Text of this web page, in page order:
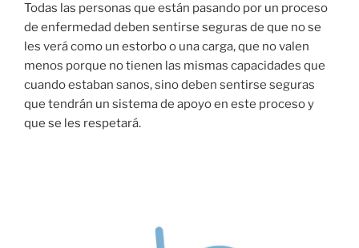
Todas las personas que están pasando por un proceso
de enfermedad deben sentirse seguras de que no se
les verá como un estorbo o una carga, que no valen
menos porque no tienen las mismas capacidades que
cuando estaban sanos, sino deben sentirse seguras
que tendrán un sistema de apoyo en este proceso y
que se les respetará.